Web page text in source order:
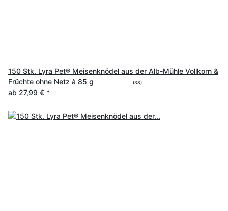
150 Stk. Lyra Pet® Meisenknödel aus der Alb-Mühle Vollkorn &
Früchte ohne Netz à 85 g
(38)
ab 27,99 € *